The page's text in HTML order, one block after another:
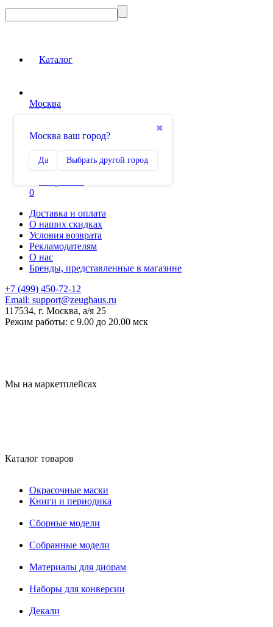
Каталог
Москва
✖
Москва ваш город?
Да Выбрать другой город
Сравнение
0
Доставка и оплата
О наших скидках
Условия возврата
Рекламодателям
О нас
Бренды, представленные в магазине
+7 (499) 450-72-12
Email: support@zeughaus.ru
117534, г. Москва, а/я 25
Режим работы: с 9.00 до 20.00 мск
Мы на маркетплейсах
Каталог товаров
Окрасочные маски
Книги и периодика
Сборные модели
Собранные модели
Материалы для диорам
Наборы для конверсии
Декали